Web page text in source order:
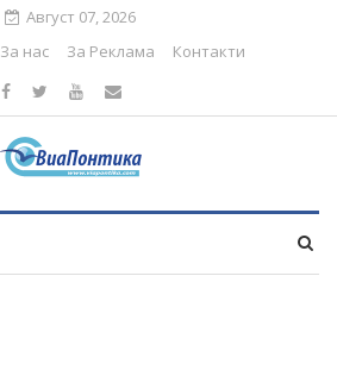
Август 07, 2026
За нас За Реклама Контакти